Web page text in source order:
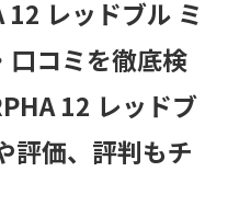
レッドブル ミ
口コミを徹底検
12 レッドブ
評価、評判もチ